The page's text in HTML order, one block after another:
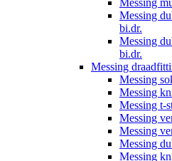
Messing
Messing
bi.dr.
Messing
bi.dr.
Messing
Messing
Messing
Messing t-
Messing
Messing
Messing
Messing